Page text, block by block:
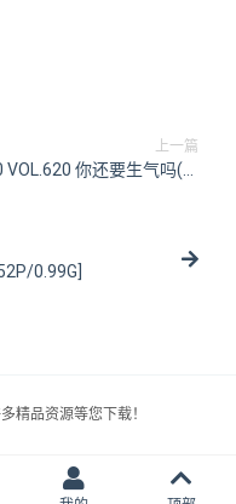
上一篇
你还要生气吗(2)
0.99G]
精品资源等您下载！